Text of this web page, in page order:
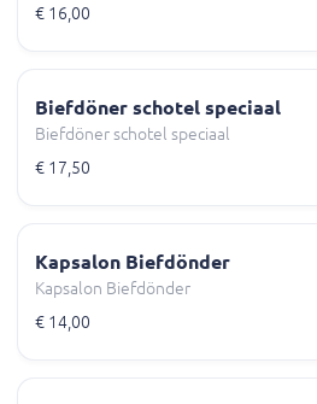
€ 16,00
Biefdöner schotel speciaal
Biefdöner schotel speciaal
€ 17,50
Kapsalon Biefdönder
Kapsalon Biefdönder
€ 14,00